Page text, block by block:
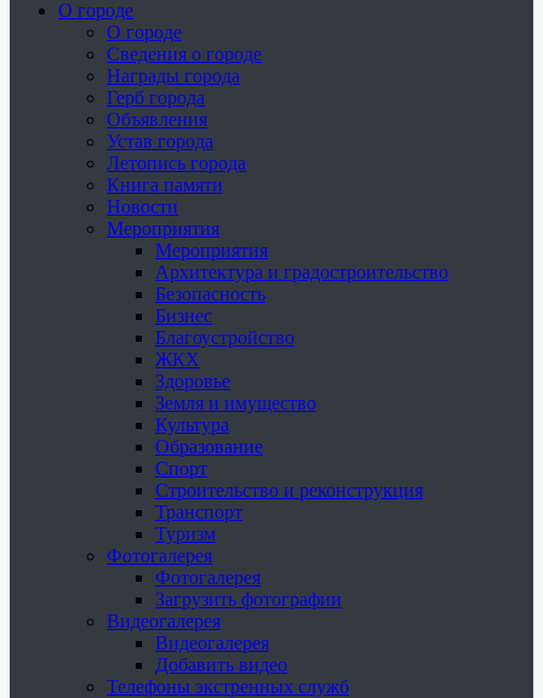
О городе
О городе
Сведения о городе
Награды города
Герб города
Объявления
Устав города
Летопись города
Книга памяти
Новости
Мероприятия
Мероприятия
Архитектура и градостроительство
Безопасность
Бизнес
Благоустройство
ЖКХ
Здоровье
Земля и имущество
Культура
Образование
Спорт
Строительство и реконструкция
Транспорт
Туризм
Фотогалерея
Фотогалерея
Загрузить фотографии
Видеогалерея
Видеогалерея
Добавить видео
Телефоны экстренных служб